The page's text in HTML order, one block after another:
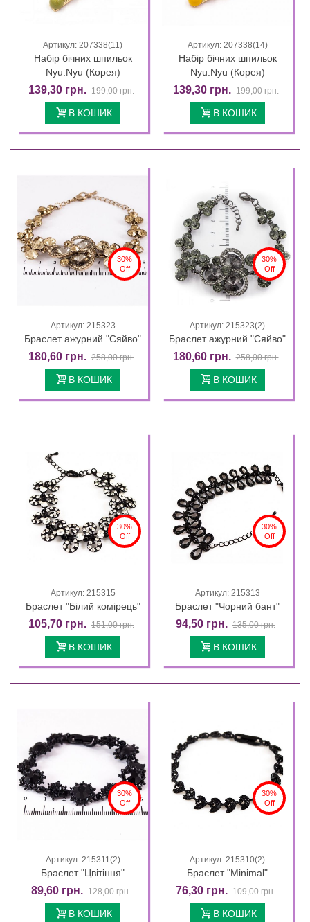
Артикул: 207338(11)
Набір бічних шпильок
Nyu.Nyu (Корея)
139,30 грн. 199,00 грн.
В КОШИК
Артикул: 207338(14)
Набір бічних шпильок
Nyu.Nyu (Корея)
139,30 грн. 199,00 грн.
В КОШИК
30%
Off
Артикул: 215323
Браслет ажурний "Сяйво"
180,60 грн. 258,00 грн.
В КОШИК
30%
Off
Артикул: 215323(2)
Браслет ажурний "Сяйво"
180,60 грн. 258,00 грн.
В КОШИК
30%
Off
Артикул: 215315
Браслет "Білий комірець"
105,70 грн. 151,00 грн.
В КОШИК
30%
Off
Артикул: 215313
Браслет "Чорний бант"
94,50 грн. 135,00 грн.
В КОШИК
30%
Off
Артикул: 215311(2)
Браслет "Цвітіння"
89,60 грн. 128,00 грн.
В КОШИК
30%
Off
Артикул: 215310(2)
Браслет "Minimal"
76,30 грн. 109,00 грн.
В КОШИК